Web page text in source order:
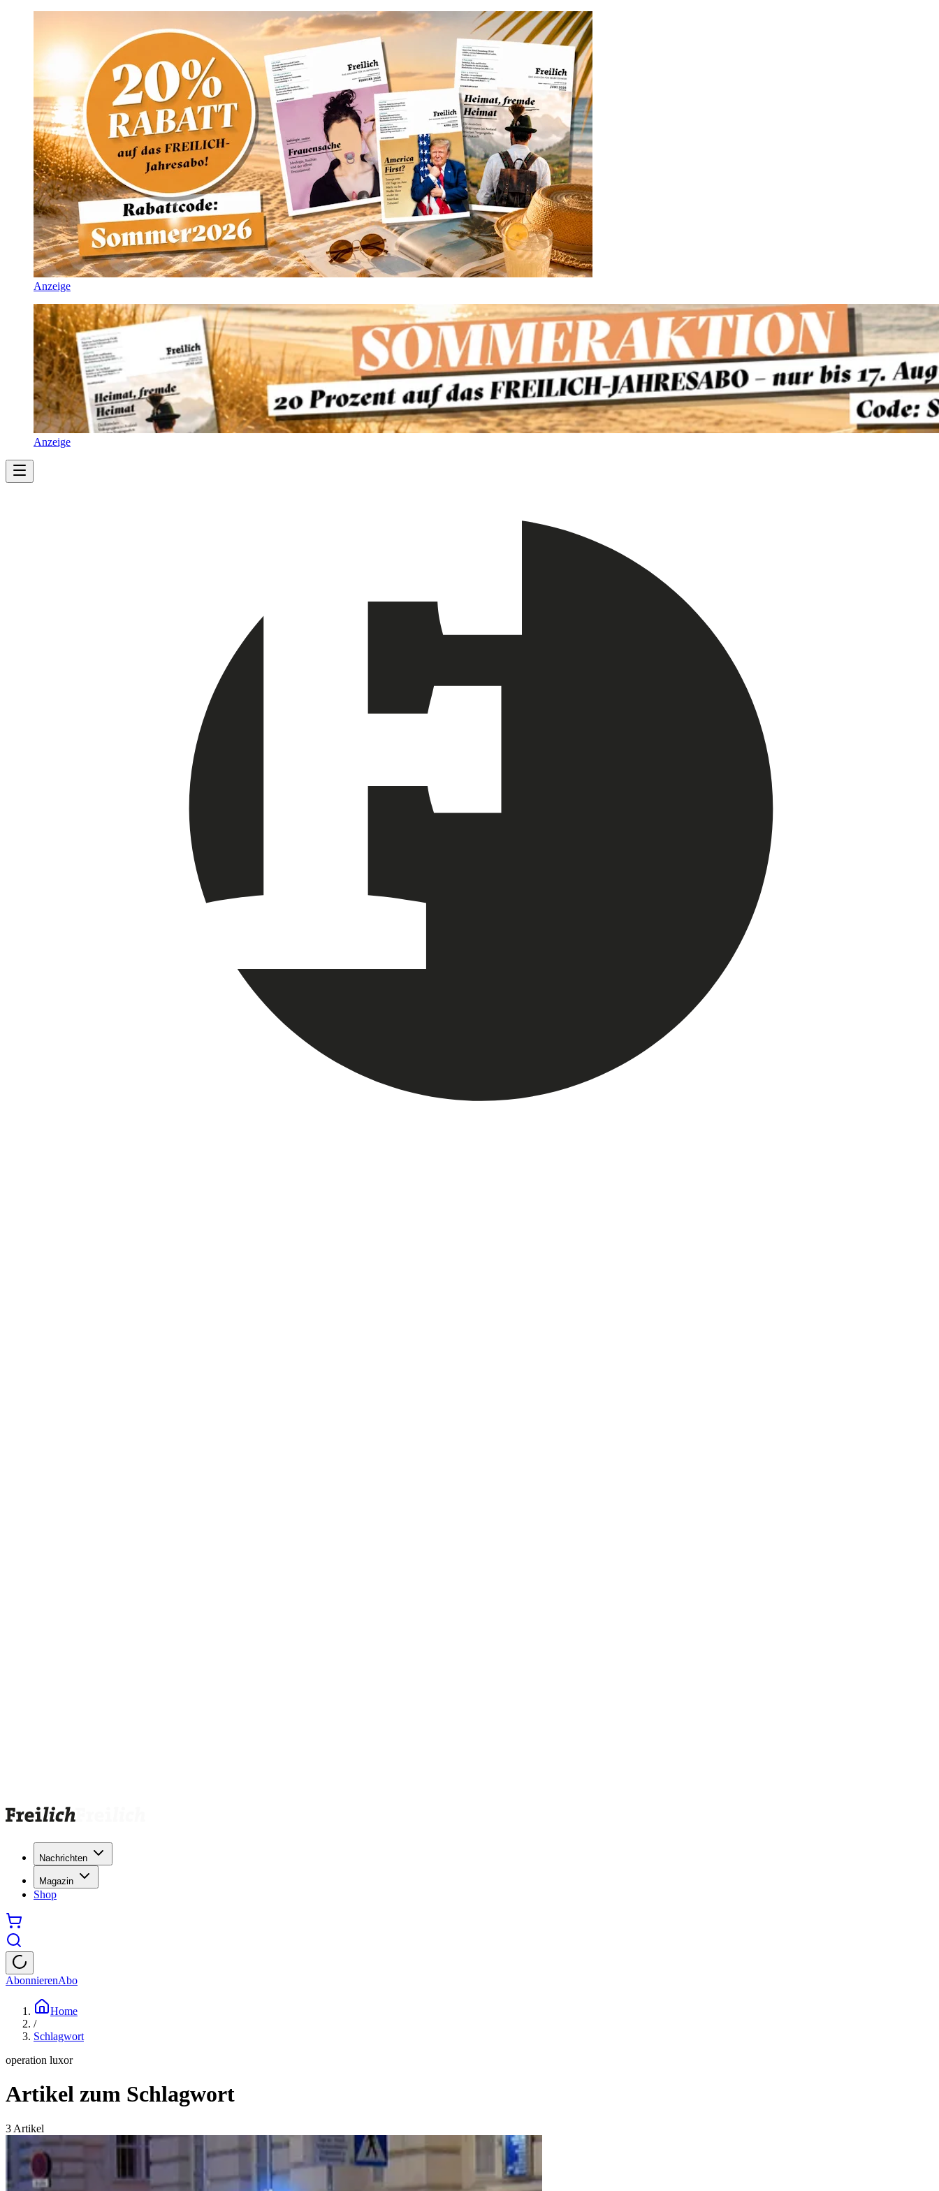
Anzeige
Anzeige
Nachrichten
Magazin
Shop
AbonnierenAbo
Home
/
Schlagwort
operation luxor
Artikel zum Schlagwort
3 Artikel